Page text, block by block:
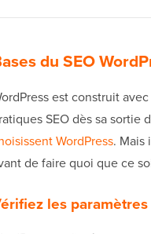
du SEO
est construit
SEO dès sa sortie
WordPress. Mais
de faire quoi que ce
les